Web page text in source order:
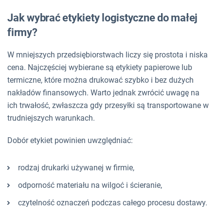
Jak wybrać etykiety logistyczne do małej
firmy?
W mniejszych przedsiębiorstwach liczy się prostota i niska
cena. Najczęściej wybierane są etykiety papierowe lub
termiczne, które można drukować szybko i bez dużych
nakładów finansowych. Warto jednak zwrócić uwagę na
ich trwałość, zwłaszcza gdy przesyłki są transportowane w
trudniejszych warunkach.
Dobór etykiet powinien uwzględniać:
rodzaj drukarki używanej w firmie,
odporność materiału na wilgoć i ścieranie,
czytelność oznaczeń podczas całego procesu dostawy.